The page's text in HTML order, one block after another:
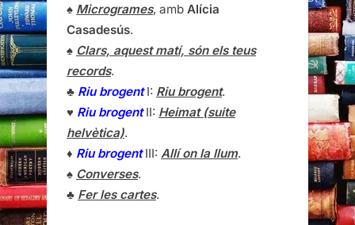
♠ Microgrames, amb Alícia
Casadesús.
♠ Clars, aquest matí, són els teus
records.
♣ Riu brogentI: Riu brogent.
♥ Riu brogentII: Heimat (suite
helvètica).
♦ Riu brogentIII: Allí on la llum.
♠ Converses.
♣ Fer les cartes.